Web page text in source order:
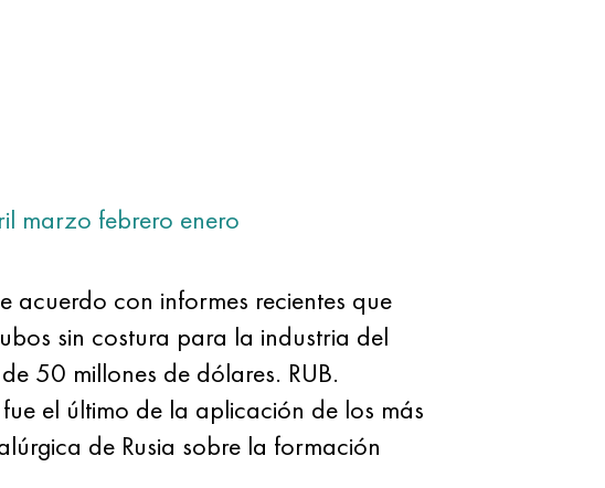
marzo febrero enero
acuerdo con informes recientes que
sin costura para la industria del
50 millones de dólares. RUB.
el último de la aplicación de los más
de Rusia sobre la formación